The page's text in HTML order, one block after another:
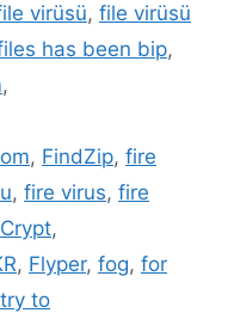
virüsü, file virüsü
has been bip,
,
, FindZip, fire
, fire virus, fire
,
, Flyper, fog, for
to